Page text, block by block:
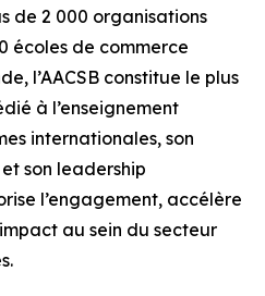
de 2 000 organisations
écoles de commerce
l’AACSB constitue le plus
à l’enseignement
internationales, son
son leadership
l’engagement, accélère
au sein du secteur